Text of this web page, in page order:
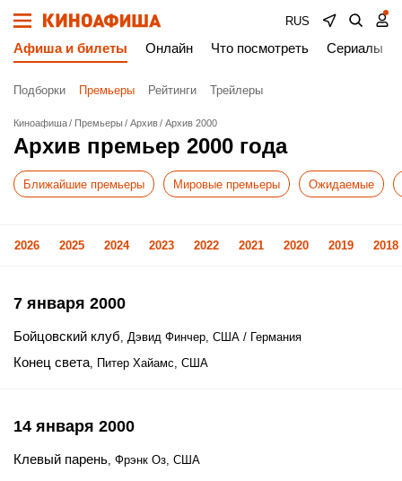
RUS
Афиша и билеты Онлайн Что посмотреть Сериалы
Подборки Премьеры Рейтинги Трейлеры
Киноафиша Премьеры Архив Архив 2000
Архив премьер 2000 года
Ближайшие премьеры Мировые премьеры Ожидаемые
2026 2025 2024 2023 2022 2021 2020 2019 2018
7 января 2000
Бойцовский клуб, Дэвид Финчер, США / Германия
Конец света, Питер Хайамс, США
14 января 2000
Клевый парень, Фрэнк Оз, США